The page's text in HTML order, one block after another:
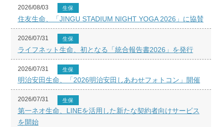
2026/08/03 生保
住友生命、「JINGU STADIUM NIGHT YOGA 2026」に協賛
2026/07/31 生保
ライフネット生命、初となる「統合報告書2026」を発行
2026/07/31 生保
明治安田生命、「2026明治安田しあわせフォトコン」開催
2026/07/31 生保
第一ネオ生命、LINEを活用した新たな契約者向けサービス
を開始